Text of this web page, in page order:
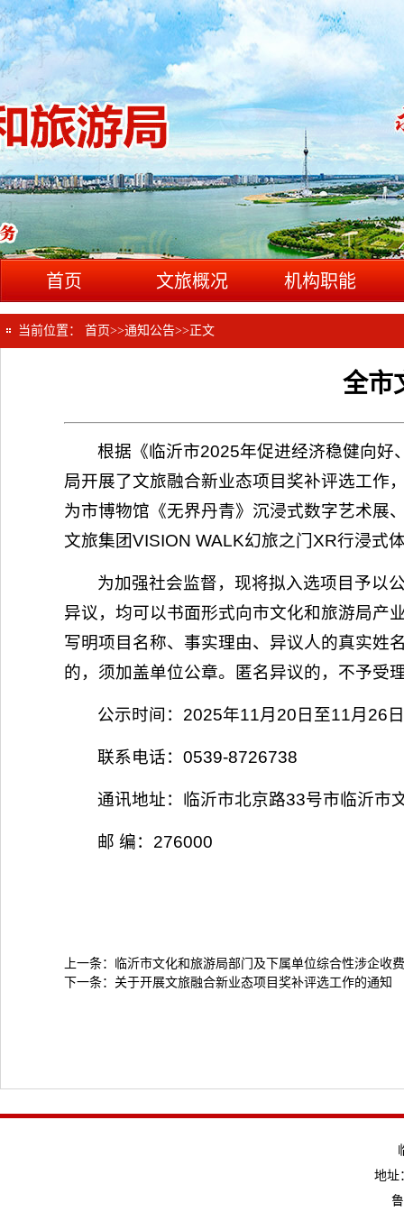
首页 文旅概况 机构职能
当前位置： 首页>>通知公告>> 正文
全市
根据《临沂市2025年促进经济稳健向
局开展了文旅融合新业态项目奖补评选工作
为市博物馆《无界丹青》沉浸式数字艺术展
文旅集团VISION WALK幻旅之门XR行浸式
为加强社会监督，现将拟入选项目予以
异议，均可以书面形式向市文化和旅游局产
写明项目名称、事实理由、异议人的真实姓
的，须加盖单位公章。匿名异议的，不予受
公示时间：2025年11月20日至11月26
联系电话：0539-8726738
通讯地址：临沂市北京路33号市临沂市
邮 编：276000
上一条： 临沂市文化和旅游局部门及下属单位综合性涉企收
下一条： 关于开展文旅融合新业态项目奖补评选工作的通知
地址